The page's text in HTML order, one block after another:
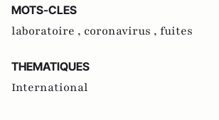
MOTS-CLES
laboratoire , coronavirus , fuites
THEMATIQUES
International